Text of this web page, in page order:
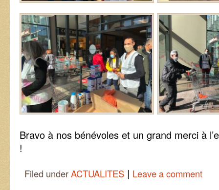
Bravo à nos bénévoles et un grand merci à
!
Filed underACTUALITES | Leave a comment